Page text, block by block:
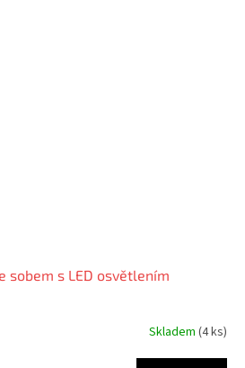
sobem s LED osvětlením
Skladem (4 ks)